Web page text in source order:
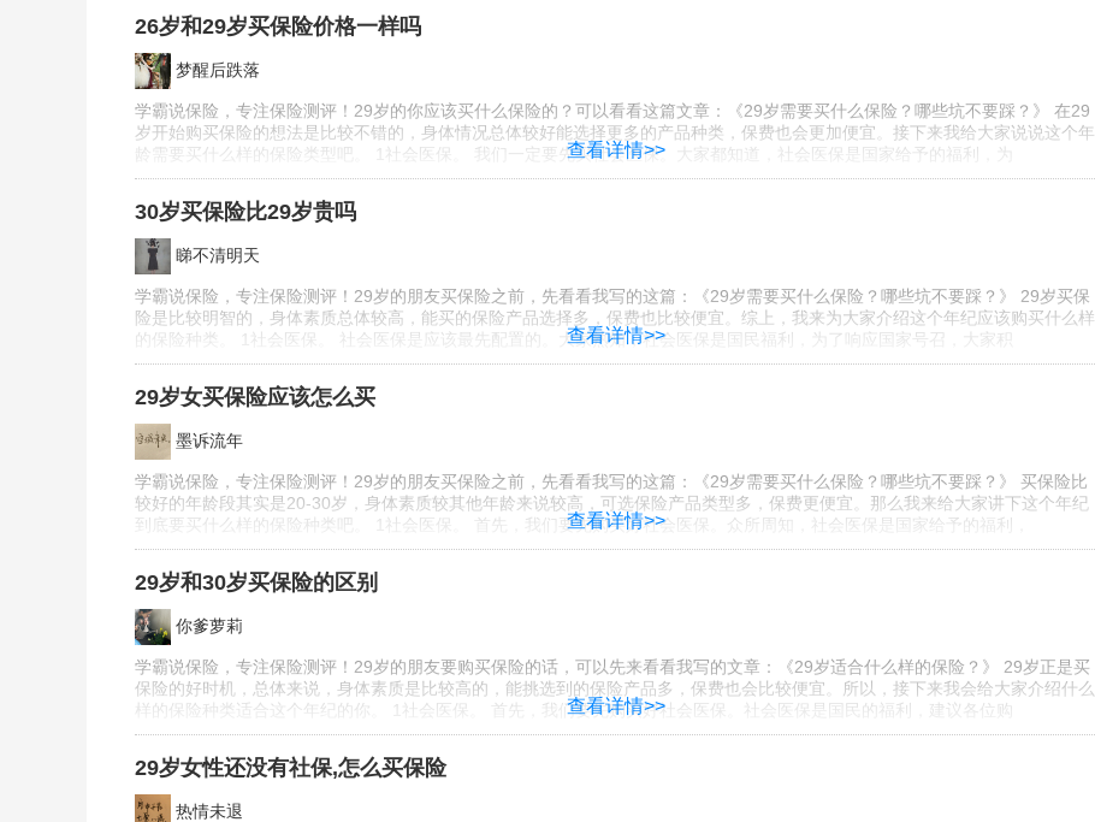
26岁和29岁买保险价格一样吗
梦醒后跌落
查看详情>>
学霸说保险，专注保险测评！29岁的你应该买什么保险的？可以看看这篇文章：《29岁需要买什么保险？哪些坑不要踩？》 在29
岁开始购买保险的想法是比较不错的，身体情况总体较好能选择更多的产品种类，保费也会更加便宜。接下来我给大家说说这个年
龄需要买什么样的保险类型吧。 1社会医保。 我们一定要先买社会医保。大家都知道，社会医保是国家给予的福利，为
30岁买保险比29岁贵吗
睇不清明天
查看详情>>
学霸说保险，专注保险测评！29岁的朋友买保险之前，先看看我写的这篇：《29岁需要买什么保险？哪些坑不要踩？》 29岁买保
险是比较明智的，身体素质总体较高，能买的保险产品选择多，保费也比较便宜。综上，我来为大家介绍这个年纪应该购买什么样
的保险种类。 1社会医保。 社会医保是应该最先配置的。大家熟知，社会医保是国民福利，为了响应国家号召，大家积
29岁女买保险应该怎么买
墨诉流年
查看详情>>
学霸说保险，专注保险测评！29岁的朋友买保险之前，先看看我写的这篇：《29岁需要买什么保险？哪些坑不要踩？》 买保险比
较好的年龄段其实是20-30岁，身体素质较其他年龄来说较高，可选保险产品类型多，保费更便宜。那么我来给大家讲下这个年纪
到底要买什么样的保险种类吧。 1社会医保。 首先，我们要先购买好社会医保。众所周知，社会医保是国家给予的福利，
29岁和30岁买保险的区别
你爹萝莉
查看详情>>
学霸说保险，专注保险测评！29岁的朋友要购买保险的话，可以先来看看我写的文章：《29岁适合什么样的保险？》 29岁正是买
保险的好时机，总体来说，身体素质是比较高的，能挑选到的保险产品多，保费也会比较便宜。所以，接下来我会给大家介绍什么
样的保险种类适合这个年纪的你。 1社会医保。 首先，我们要先购买好社会医保。社会医保是国民的福利，建议各位购
29岁女性还没有社保,怎么买保险
热情未退